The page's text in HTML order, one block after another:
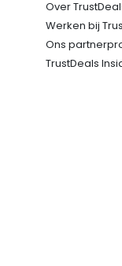
Over
Werken bij
Ons
TrustDeals